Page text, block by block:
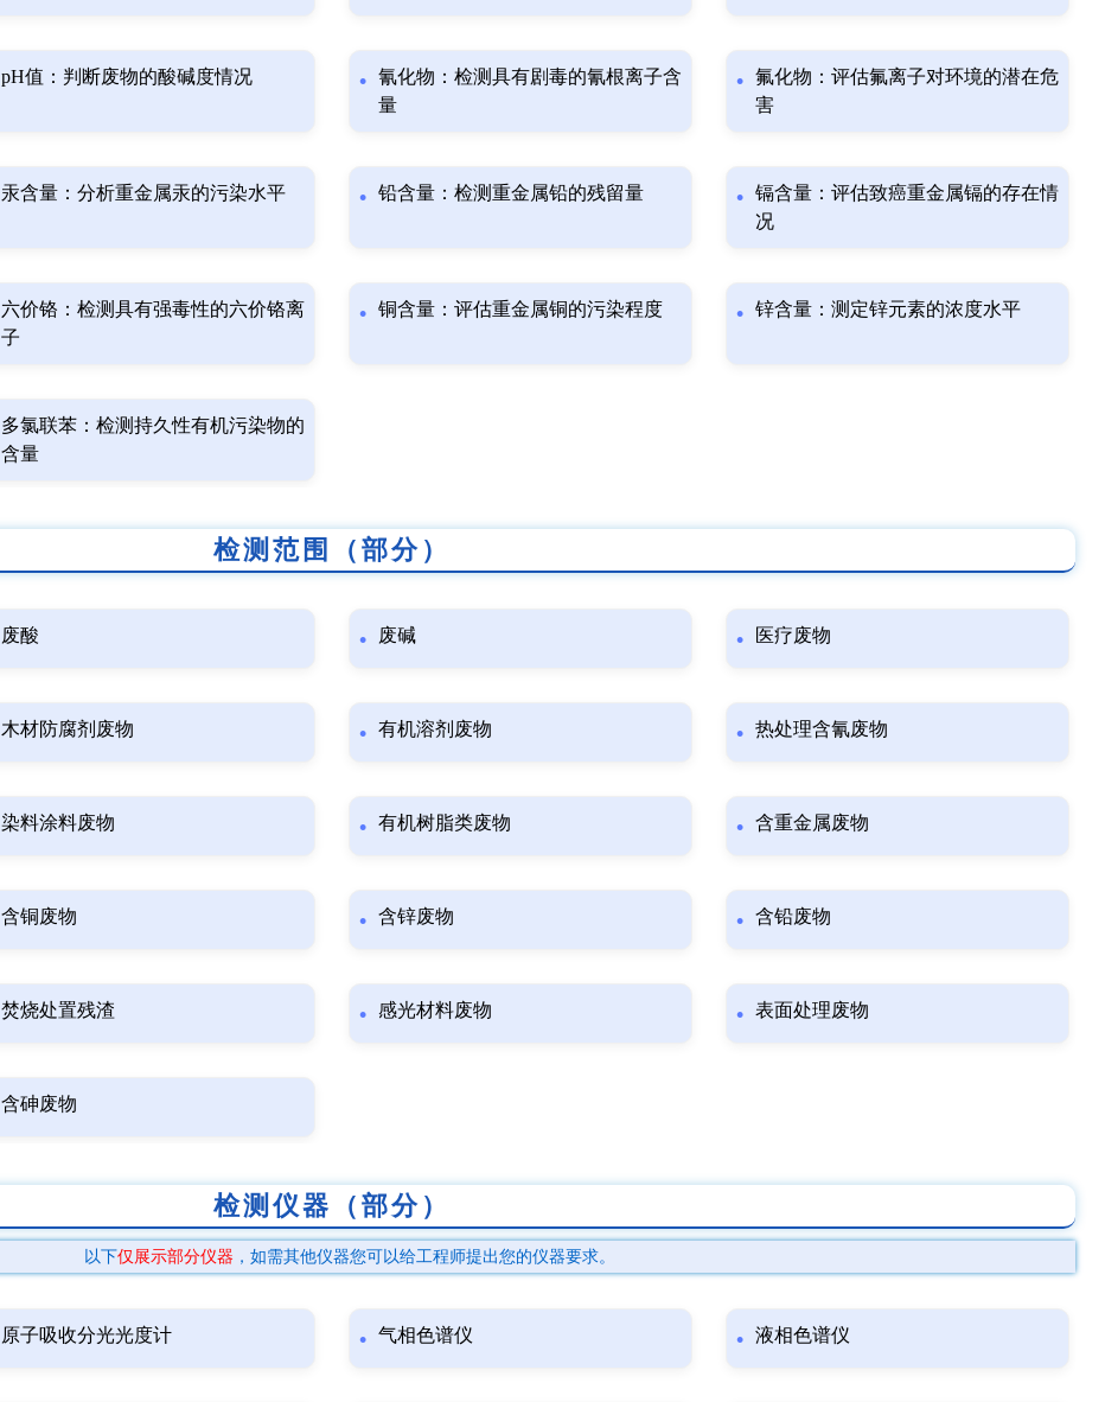
pH值：判断废物的酸碱度情况
氰化物：检测具有剧毒的氰根离子含
量
氟化物：评估氟离子对环境的潜在危
害
汞含量：分析重金属汞的污染水平 铅含量：检测重金属铅的残留量
镉含量：评估致癌重金属镉的存在情
况
六价铬：检测具有强毒性的六价铬离
子
铜含量：评估重金属铜的污染程度 锌含量：测定锌元素的浓度水平
多氯联苯：检测持久性有机污染物的
含量
检测范围（部分）
废酸 废碱 医疗废物
木材防腐剂废物 有机溶剂废物 热处理含氰废物
染料涂料废物 有机树脂类废物 含重金属废物
含铜废物 含锌废物 含铅废物
焚烧处置残渣 感光材料废物 表面处理废物
含砷废物
检测仪器（部分）
以下仅展示部分仪器 ，如需其他仪器您可以给工程师提出您的仪器要求。
原子吸收分光光度计 气相色谱仪 液相色谱仪